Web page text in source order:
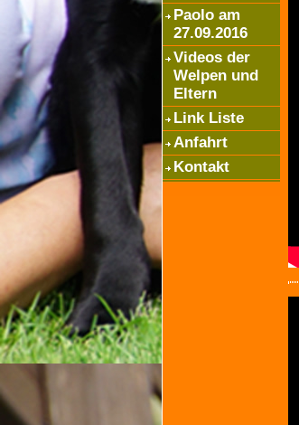
Paolo am
27.09.2016
Videos der
Welpen und
Eltern
Link Liste
Anfahrt
Kontakt